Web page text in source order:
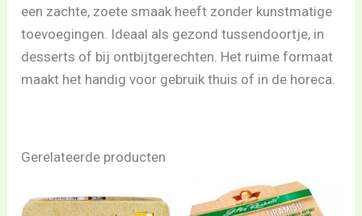
een zachte, zoete smaak heeft zonder kunstmatige
toevoegingen. Ideaal als gezond tussendoortje, in
desserts of bij ontbijtgerechten. Het ruime formaat
maakt het handig voor gebruik thuis of in de horeca.
Gerelateerde producten